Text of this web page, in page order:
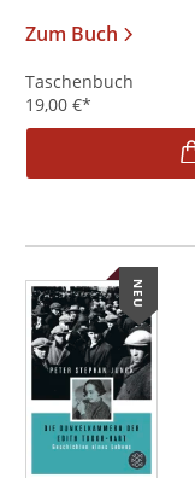
Zum Buch
Taschenbuch
19,00 €*
NEU